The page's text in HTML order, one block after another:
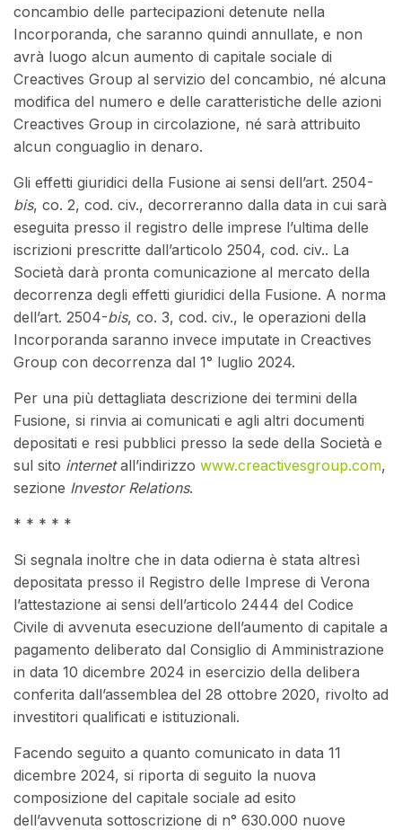
concambio delle partecipazioni detenute nella
Incorporanda, che saranno quindi annullate, e non
avrà luogo alcun aumento di capitale sociale di
Creactives Group al servizio del concambio, né alcuna
modifica del numero e delle caratteristiche delle azioni
Creactives Group in circolazione, né sarà attribuito
alcun conguaglio in denaro.
Gli effetti giuridici della Fusione ai sensi dell’art. 2504-
bis, co. 2, cod. civ., decorreranno dalla data in cui sarà
eseguita presso il registro delle imprese l’ultima delle
iscrizioni prescritte dall’articolo 2504, cod. civ.. La
Società darà pronta comunicazione al mercato della
decorrenza degli effetti giuridici della Fusione. A norma
dell’art. 2504-bis, co. 3, cod. civ., le operazioni della
Incorporanda saranno invece imputate in Creactives
Group con decorrenza dal 1° luglio 2024.
Per una più dettagliata descrizione dei termini della
Fusione, si rinvia ai comunicati e agli altri documenti
depositati e resi pubblici presso la sede della Società e
sul sito internetall’indirizzo www.creactivesgroup.com,
sezione Investor Relations.
* * * * *
Si segnala inoltre che in data odierna è stata altresì
depositata presso il Registro delle Imprese di Verona
l’attestazione ai sensi dell’articolo 2444 del Codice
Civile di avvenuta esecuzione dell’aumento di capitale a
pagamento deliberato dal Consiglio di Amministrazione
in data 10 dicembre 2024 in esercizio della delibera
conferita dall’assemblea del 28 ottobre 2020, rivolto ad
investitori qualificati e istituzionali.
Facendo seguito a quanto comunicato in data 11
dicembre 2024, si riporta di seguito la nuova
composizione del capitale sociale ad esito
dell’avvenuta sottoscrizione di n° 630.000 nuove